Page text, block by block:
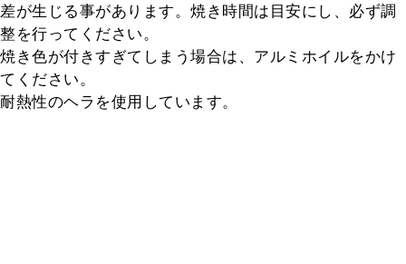
差が生じる事があります。焼き時間は目安にし、必ず調
整を行ってください。
焼き色が付きすぎてしまう場合は、アルミホイルをかけ
てください。
耐熱性のヘラを使用しています。